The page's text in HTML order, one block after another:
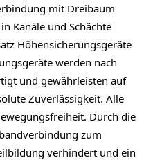
mit Dreibaum
Kanäle und Schächte
Höhensicherungsgeräte
werden nach
und gewährleisten auf
Zuverlässigkeit. Alle
Durch die
zum
verhindert und ein